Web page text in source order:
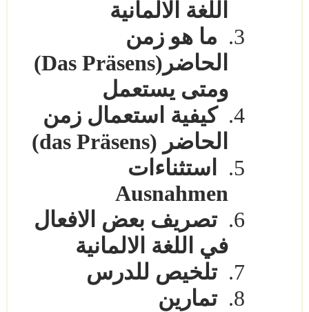
اللغة الالمانية
3.
ما هو زمن
الحاضر(Das Präsens
)
ومتى يستعمل
4.
كيفية استعمال زمن
الحاضر (das Präsens
)
5.
استثناءات
Ausnahmen
6.
تصريف بعض الافعال
في اللغة الالمانية
7.
تلخيص للدرس
8.
تمارين